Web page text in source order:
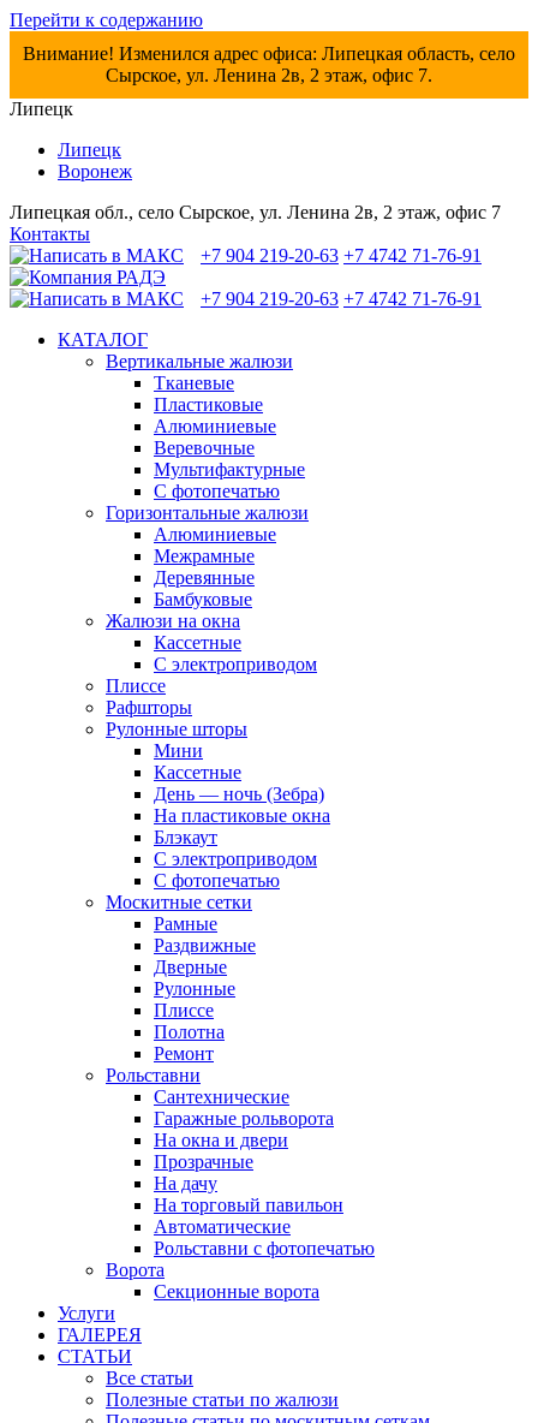
Перейти к содержанию
Внимание! Изменился адрес офиса: Липецкая область, село
Сырское, ул. Ленина 2в, 2 этаж, офис 7.
Липецк
Липецк
Воронеж
Липецкая обл., село Сырское, ул. Ленина 2в, 2 этаж, офис 7
Контакты
+7 904 219-20-63 +7 4742 71-76-91
+7 904 219-20-63 +7 4742 71-76-91
КАТАЛОГ
Вертикальные жалюзи
Тканевые
Пластиковые
Алюминиевые
Веревочные
Мультифактурные
С фотопечатью
Горизонтальные жалюзи
Алюминиевые
Межрамные
Деревянные
Бамбуковые
Жалюзи на окна
Кассетные
С электроприводом
Плиссе
Рафшторы
Рулонные шторы
Мини
Кассетные
День — ночь (Зебра)
На пластиковые окна
Блэкаут
С электроприводом
С фотопечатью
Москитные сетки
Рамные
Раздвижные
Дверные
Рулонные
Плиссе
Полотна
Ремонт
Рольставни
Сантехнические
Гаражные рольворота
На окна и двери
Прозрачные
На дачу
На торговый павильон
Автоматические
Рольставни с фотопечатью
Ворота
Секционные ворота
Услуги
ГАЛЕРЕЯ
СТАТЬИ
Все статьи
Полезные статьи по жалюзи